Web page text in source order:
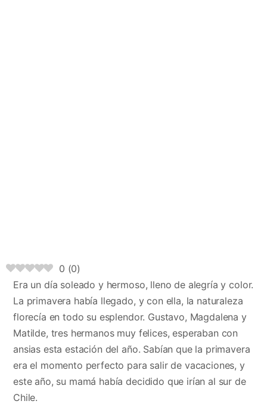
0 (0)
Era un día soleado y hermoso, lleno de alegría y color.
La primavera había llegado, y con ella, la naturaleza
florecía en todo su esplendor. Gustavo, Magdalena y
Matilde, tres hermanos muy felices, esperaban con
ansias esta estación del año. Sabían que la primavera
era el momento perfecto para salir de vacaciones, y
este año, su mamá había decidido que irían al sur de
Chile.